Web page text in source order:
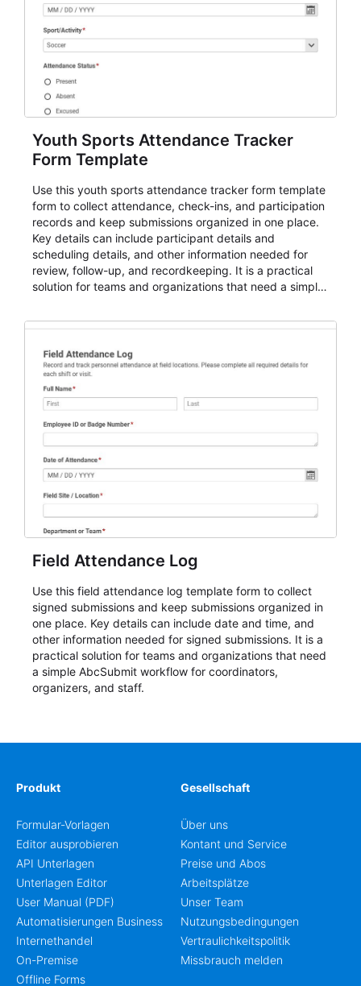
Youth Sports Attendance Tracker
Form Template
Use this youth sports attendance tracker form template
form to collect attendance, check-ins, and participation
records and keep submissions organized in one place.
Key details can include participant details and
scheduling details, and other information needed for
review, follow-up, and recordkeeping. It is a practical
solution for teams and organizations that need a simple
participation records.
Field Attendance Log
Use this field attendance log template form to collect
signed submissions and keep submissions organized in
one place. Key details can include date and time, and
other information needed for signed submissions. It is a
practical solution for teams and organizations that need
a simple AbcSubmit workflow for coordinators,
organizers, and staff.
Produkt
Formular-Vorlagen
Editor ausprobieren
API Unterlagen
Unterlagen Editor
User Manual (PDF)
Automatisierungen Business
Internethandel
On-Premise
Offline Forms
Gesellschaft
Über uns
Kontant und Service
Preise und Abos
Arbeitsplätze
Unser Team
Nutzungsbedingungen
Vertraulichkeitspolitik
Missbrauch melden